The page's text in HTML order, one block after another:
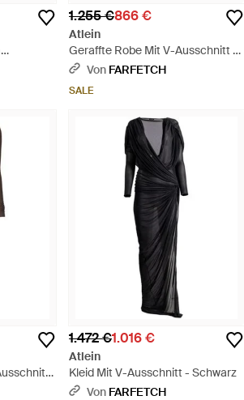
1.255 €866 €
Atlein
Geraffte Robe Mit V-Ausschnitt -
BlauVon FARFETCH
SALE
1.472 €1.016 €
Atlein
Kleid Mit V-Ausschnitt - Schwarz
Von FARFETCH